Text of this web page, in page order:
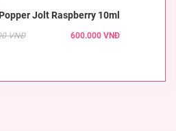
Popper Jolt Raspberry 10ml
VNĐ 600.000 VNĐ